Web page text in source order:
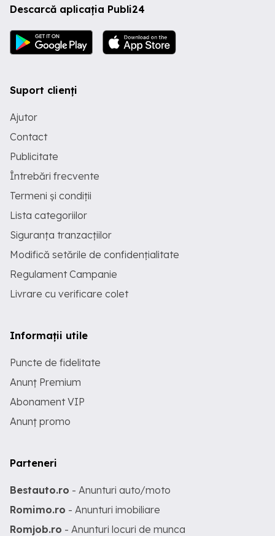
Descarcă aplicația Publi24
Suport clienți
Ajutor
Contact
Publicitate
Întrebări frecvente
Termeni și condiții
Lista categoriilor
Siguranța tranzacțiilor
Modifică setările de confidențialitate
Regulament Campanie
Livrare cu verificare colet
Informații utile
Puncte de fidelitate
Anunț Premium
Abonament VIP
Anunț promo
Parteneri
Bestauto.ro - Anunturi auto/moto
Romimo.ro - Anunturi imobiliare
Romjob.ro - Anunturi locuri de munca